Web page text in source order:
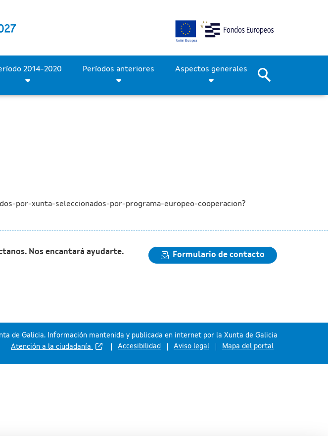
seleccionados por el Programa
por-xunta-seleccionados-por-programa-europeo-cooperacion?
Nos encantará ayudarte. Formulario de contacto
de Galicia. Información mantenida y publicada en internet por la Xunta de Galicia
Atención a la ciudadanía
Accesibilidad Aviso legal Mapa del portal